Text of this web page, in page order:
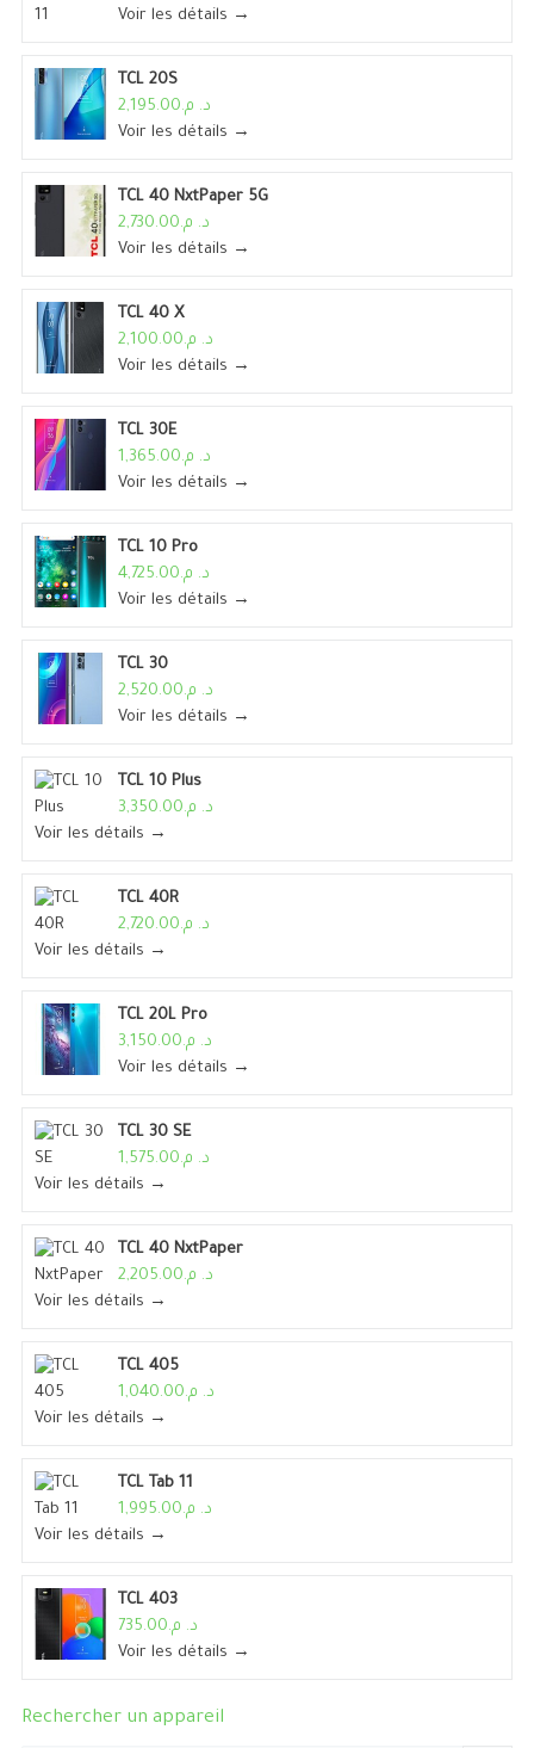
Voir les détails →
TCL 20S
د. م.2,195.00
Voir les détails →
TCL 40 NxtPaper 5G
د. م.2,730.00
Voir les détails →
TCL 40 X
د. م.2,100.00
Voir les détails →
TCL 30E
د. م.1,365.00
Voir les détails →
TCL 10 Pro
د. م.4,725.00
Voir les détails →
TCL 30
د. م.2,520.00
Voir les détails →
TCL 10 Plus
د. م.3,350.00
Voir les détails →
TCL 40R
د. م.2,720.00
Voir les détails →
TCL 20L Pro
د. م.3,150.00
Voir les détails →
TCL 30 SE
د. م.1,575.00
Voir les détails →
TCL 40 NxtPaper
د. م.2,205.00
Voir les détails →
TCL 405
د. م.1,040.00
Voir les détails →
TCL Tab 11
د. م.1,995.00
Voir les détails →
TCL 403
د. م.735.00
Voir les détails →
Rechercher un appareil